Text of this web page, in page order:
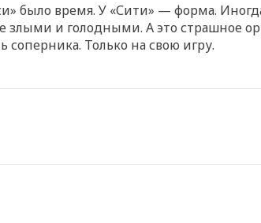
было время. У «Сити» — форма.
и голодными. А это страшное
соперника. Только на свою игру.